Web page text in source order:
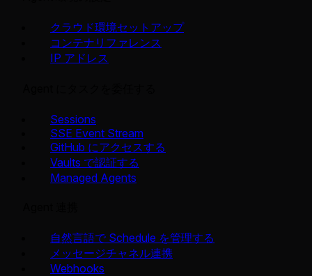
クラウド環境セットアップ
コンテナリファレンス
IP アドレス
Sessions
SSE Event Stream
GitHub にアクセスする
Vaults で認証する
Managed Agents
自然言語で Schedule を管理する
メッセージチャネル連携
Webhooks